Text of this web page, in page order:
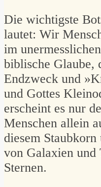
Die wichtigste
lautet: Wir
im
biblische Glaube,
Endzweck und
und Gottes
erscheint es nur
Menschen allein
diesem
von Galaxien
Sternen.